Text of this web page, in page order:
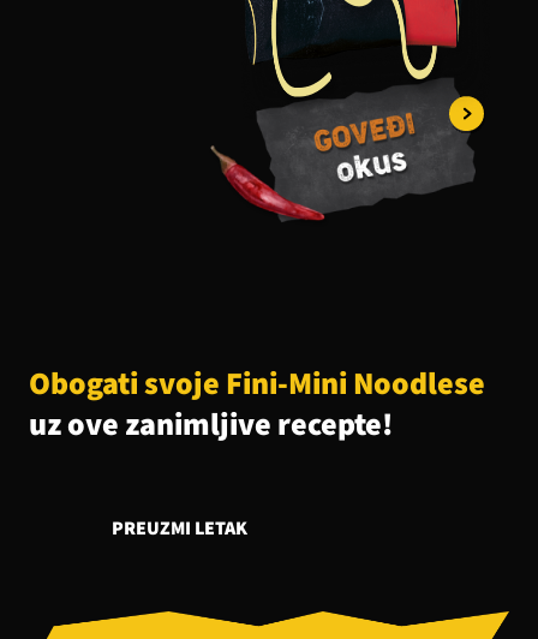
Obogati svoje Fini-Mini Noodlese
uz ove zanimljive recepte!
PREUZMI LETAK